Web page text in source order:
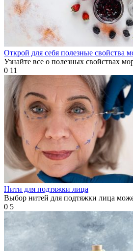
Открой для себя полезные свойства
Узнайте все о полезных свойствах
0 11
Нити для подтяжки лица
Выбор нитей для подтяжки лица
0 5